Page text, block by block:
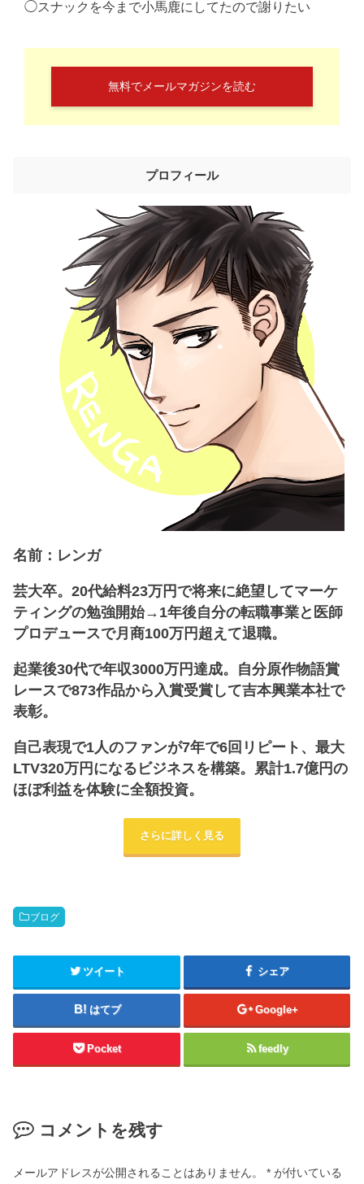
◯スナックを今まで小馬鹿にしてたので謝りたい
無料でメールマガジンを読む
プロフィール
名前：レンガ
芸大卒。20代給料23万円で将来に絶望してマーケ
ティングの勉強開始→1年後自分の転職事業と医師
プロデュースで月商100万円超えて退職。
起業後30代で年収3000万円達成。自分原作物語賞
レースで873作品から入賞受賞して吉本興業本社で
表彰。
自己表現で1人のファンが7年で6回リピート、最大
LTV320万円になるビジネスを構築。累計1.7億円の
ほぼ利益を体験に全額投資。
さらに詳しく見る
ブログ
ツイート シェア
はてブ Google+
Pocket feedly
コメントを残す
メールアドレスが公開されることはありません。 * が付いている